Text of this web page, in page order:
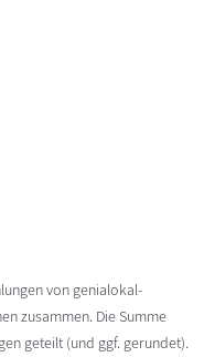
von genialokal-
zusammen. Die Summe
geteilt (und ggf. gerundet).